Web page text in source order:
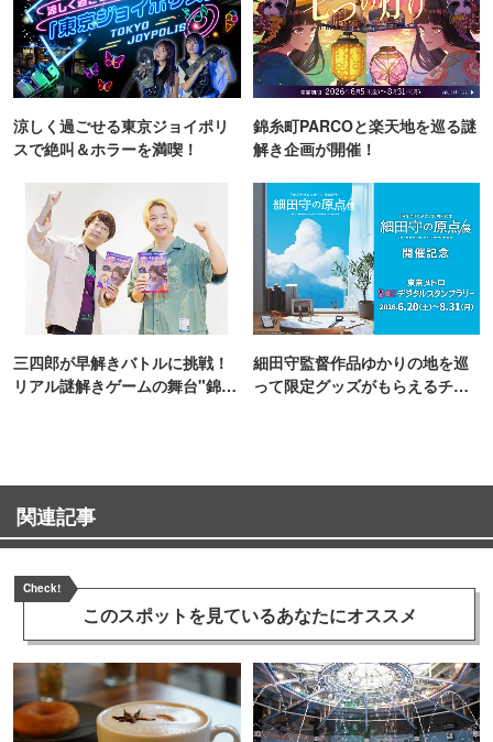
涼しく過ごせる東京ジョイポリ
スで絶叫＆ホラーを満喫！
錦糸町PARCOと楽天地を巡る謎
解き企画が開催！
三四郎が早解きバトルに挑戦！
リアル謎解きゲームの舞台"錦糸
細田守監督作品ゆかりの地を巡
って限定グッズがもらえるチャ
関連記事
Check!
このスポットを見ているあなたにオススメ